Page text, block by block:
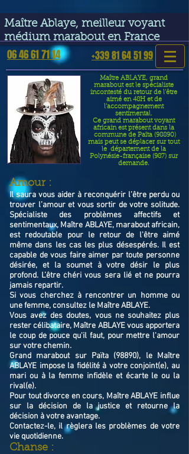
Maître Ablaye, meilleur voyant
médium marabout en France
06 46 61 71 14 +339 81 64 51 99
Maître ABLAYE, grand
marabout est le spécialiste
incontesté du retour de l’être
aimé en 48H et de
l’accompagnement
sentimental.
Ce grand marabout voyant
africain est présent dans la
commune de Païta (98890)
mais peut se déplacer sur tout
le département de la
Polynésie-française (987) sur
demande.
​Amour :
Il saura vous aider à reconquérir l’être perdu ou
trouver l’amour et vous sortir de votre solitude.
Spécialiste des problèmes affectifs et
sentimentaux, Maître ABLAYE, marabout africain,
est redoutable pour le retour de l'être aimé
même dans les cas les plus désespérés. Il est
capable de vous faire aimer par toute personne
désirée, et la soumet à votre désir le plus
profond. L’être chéri vous sera lié et ne pourra
jamais repartir.
Si vous cherchez à rencontrer un homme ou
une femme, consultez le Maître ABLAYE.
Vous avez des doutes, vous ne souhaitez plus
rester célibataire, Maître ABLAYE vous apportera
le coup de pouce qu'il faut, pour mettre l'amour
sur votre chemin.
Grand marabout sur Païta (98890), le Maître
ABLAYE impose la fidélité à votre conjoint(e), au
mari ou à la femme infidèle et écarte le ou la
rival(e).
Pour tout divorce en cours, Maître ABLAYE influe
sur la décision de la justice et retourne la
décision à votre avantage.
Contactez-le, il règlera les problèmes de votre
vie quotidienne.
Chanse :